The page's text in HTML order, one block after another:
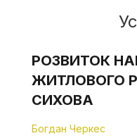
РОЗВИТОК
ЖИТЛОВОГО
СИХОВА
Богдан Черкес